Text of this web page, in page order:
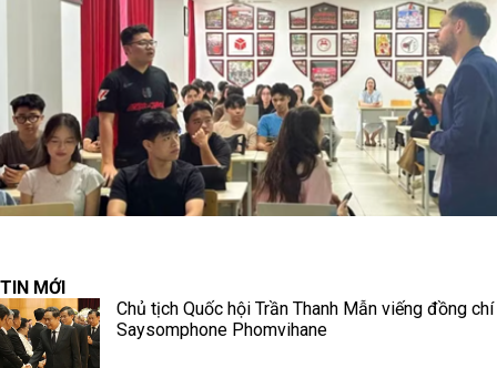
TIN MỚI
Chủ tịch Quốc hội Trần Thanh Mẫn viếng đồng chí
Saysomphone Phomvihane